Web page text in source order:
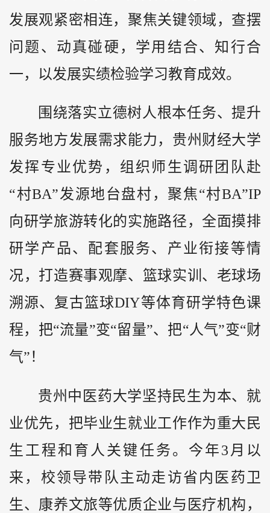
发展观紧密相连，聚焦关键领域，查摆
问题、动真碰硬，学用结合、知行合
一，以发展实绩检验学习教育成效。
围绕落实立德树人根本任务、提升
服务地方发展需求能力，贵州财经大学
发挥专业优势，组织师生调研团队赴
“村BA”发源地台盘村，聚焦“村BA”IP
向研学旅游转化的实施路径，全面摸排
研学产品、配套服务、产业衔接等情
况，打造赛事观摩、篮球实训、老球场
溯源、复古篮球DIY等体育研学特色课
程，把“流量”变“留量”、把“人气”变“财
气”！
贵州中医药大学坚持民生为本、就
业优先，把毕业生就业工作作为重大民
生工程和育人关键任务。今年3月以
来，校领导带队主动走访省内医药卫
生、康养文旅等优质企业与医疗机构，